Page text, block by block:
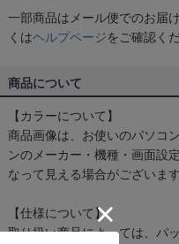
一部商品はメール便でのお届
くはヘルプページをご確認く
商品について
【カラーについて】
商品画像は、お使いのパソコ
ンのメーカー・機種・画面設
なって見える場合がございま
【仕様について】
取り扱い商品によっては、パ